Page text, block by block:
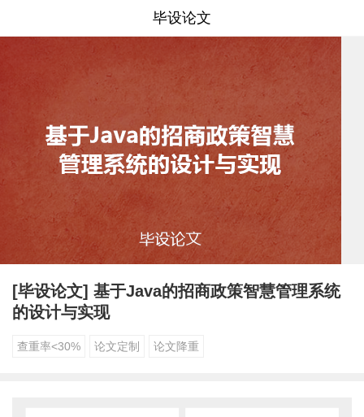
毕设论文
[毕设论文] 基于Java的招商政策智慧管理系统
的设计与实现
查重率<30% 论文定制 论文降重